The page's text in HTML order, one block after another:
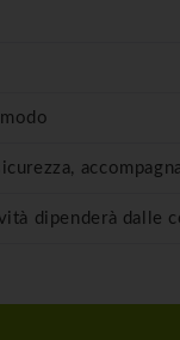
dipenderà dalle